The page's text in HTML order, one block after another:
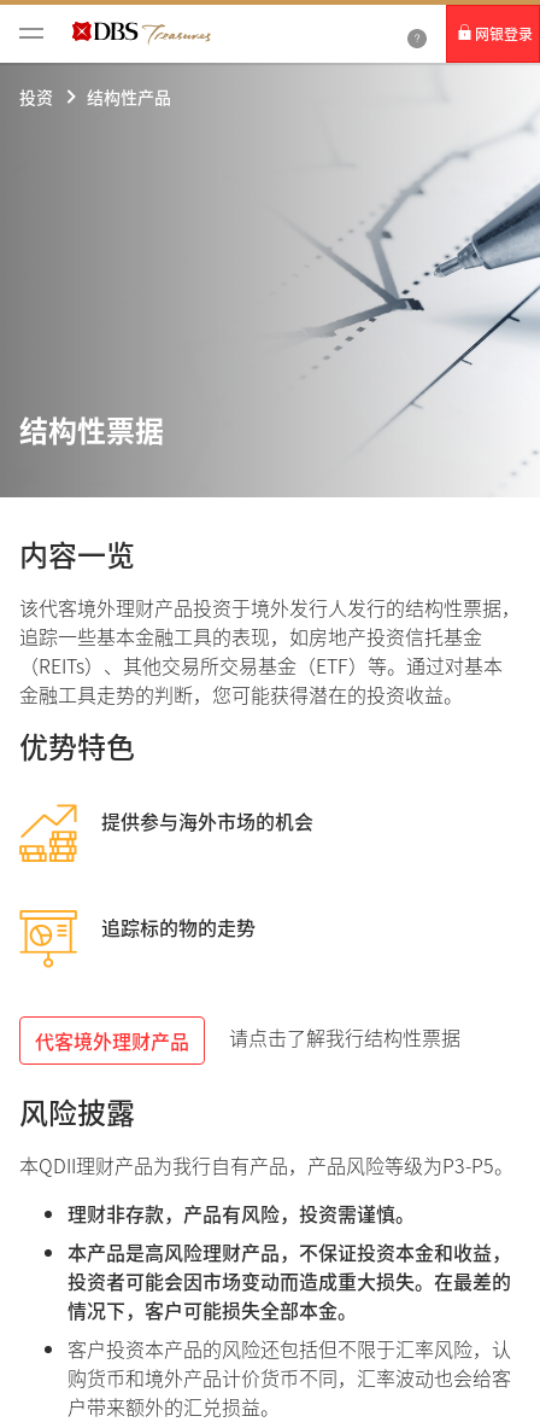
网银登录
企业网银IDEAL
投资 结构性产品
结构性票据
内容一览
该代客境外理财产品投资于境外发行人发行的结构性票据，
追踪一些基本金融工具的表现，如房地产投资信托基金
（REITs）、其他交易所交易基金（ETF）等。通过对基本
金融工具走势的判断，您可能获得潜在的投资收益。
优势特色
提供参与海外市场的机会
追踪标的物的走势
代客境外理财产品 请点击了解我行结构性票据
风险披露
本QDII理财产品为我行自有产品，产品风险等级为P3-P5。
理财非存款，产品有风险，投资需谨慎。
本产品是高风险理财产品，不保证投资本金和收益，
投资者可能会因市场变动而造成重大损失。在最差的
情况下，客户可能损失全部本金。
客户投资本产品的风险还包括但不限于汇率风险，认
购货币和境外产品计价货币不同，汇率波动也会给客
户带来额外的汇兑损益。